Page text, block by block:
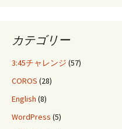
カテゴリー
3:45チャレンジ (57)
COROS (28)
English (8)
WordPress (5)